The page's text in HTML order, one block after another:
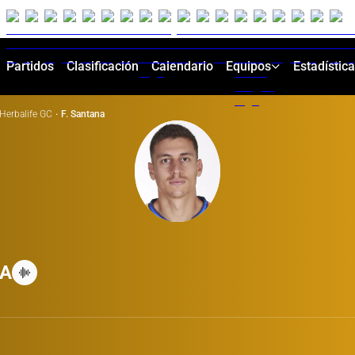
Partidos Clasificación Calendario Equipos
Herbalife GC · F. Santana